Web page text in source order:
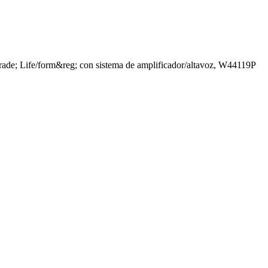
Life/form&reg; con sistema de amplificador/altavoz, W44119P